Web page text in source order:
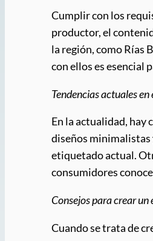
Cumplir con los
productor, el
la región, como Rías
con ellos es esencial
Tendencias actuales
En la actualidad, hay
diseños minimalistas
etiquetado actual.
consumidores
Consejos para crear
Cuando se trata de